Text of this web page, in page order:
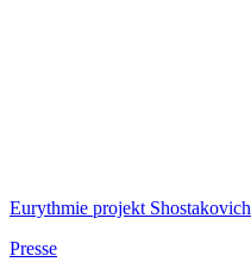
Eurythmie projekt Shostakovich
Presse